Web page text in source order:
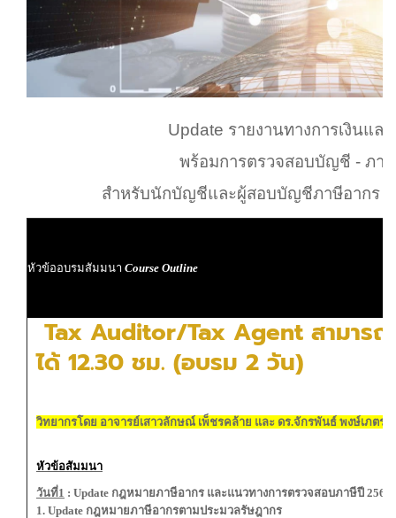
Update รายงานทางการเงินแล
พร้อมการตรวจสอบบัญชี - ภา
สำหรับนักบัญชีและผู้สอบบัญชีภาษีอากร (
หัวข้ออบรมสัมมนา Course Outline
Tax Auditor/Tax Agent สามารถ
ได้ 12.30 ชม. (อบรม 2 วัน)
วิทยากรโดย อาจารย์เสาวลักษณ์ เพ็ชรคล้าย และ ดร.จักรพันธ์ พงษ์เภตรา
หัวข้อสัมมนา
วันที่1 : Update กฎหมายภาษีอากร และแนวทางการตรวจสอบภาษีปี 2569
1. Update กฎหมายภาษีอากรตามประมวลรัษฎากร